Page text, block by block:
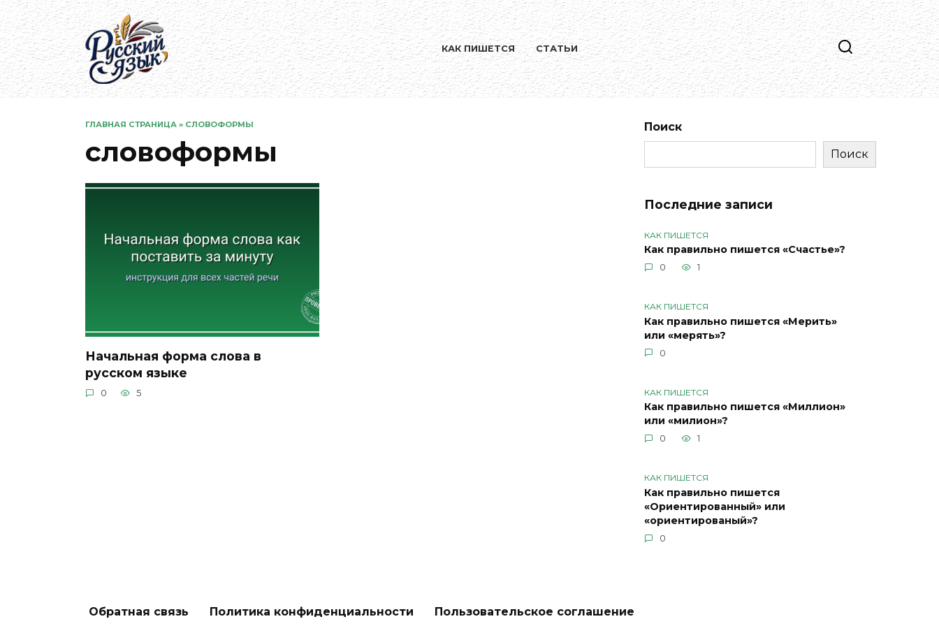
Перейти
к
содержанию
КАК ПИШЕТСЯ СТАТЬИ
ГЛАВНАЯ СТРАНИЦА » СЛОВОФОРМЫ
словоформы
Начальная форма слова в
русском языке
0 5
Поиск
Поиск
Последние записи
КАК ПИШЕТСЯ
Как правильно пишется «Счастье»?
0 1
КАК ПИШЕТСЯ
Как правильно пишется «Мерить»
или «мерять»?
0
КАК ПИШЕТСЯ
Как правильно пишется «Миллион»
или «милион»?
0 1
КАК ПИШЕТСЯ
Как правильно пишется
«Ориентированный» или
«ориентированый»?
0
Обратная связь Политика конфиденциальности Пользовательское соглашение